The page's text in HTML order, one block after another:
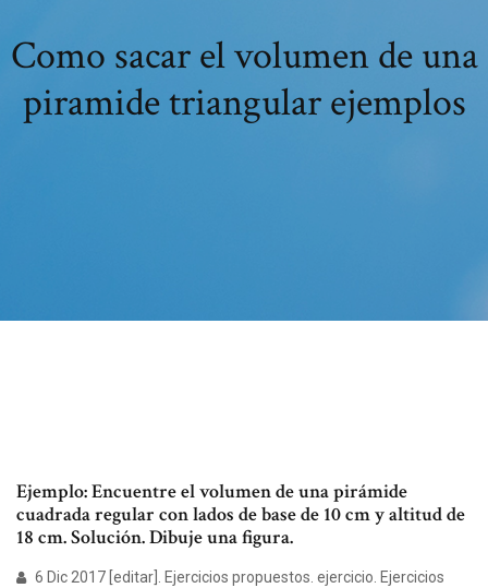
Como sacar el volumen de una
piramide triangular ejemplos
Ejemplo: Encuentre el volumen de una pirámide
cuadrada regular con lados de base de 10 cm y altitud de
18 cm. Solución. Dibuje una figura.
6 Dic 2017 [editar]. Ejercicios propuestos. ejercicio. Ejercicios